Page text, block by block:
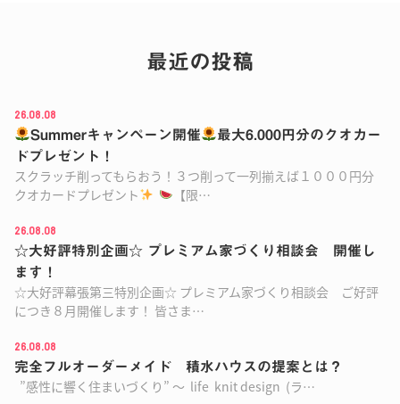
最近の投稿
26.08.08
Summerキャンペーン開催
最大6.000円分のクオカー
ドプレゼント！
スクラッチ削ってもらおう！３つ削って一列揃えば１０００円分
クオカードプレゼント
【限…
26.08.08
☆大好評特別企画☆ プレミアム家づくり相談会 開催し
ます！
☆大好評幕張第三特別企画☆ プレミアム家づくり相談会 ご好評
につき８月開催します！ 皆さま…
26.08.08
完全フルオーダーメイド 積水ハウスの提案とは？
”感性に響く住まいづくり” ～ life knit design (ラ…